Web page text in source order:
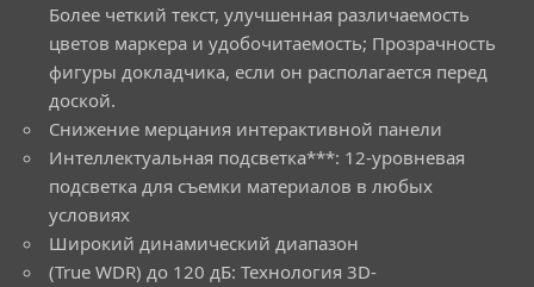
Более четкий текст, улучшенная различаемость
цветов маркера и удобочитаемость; Прозрачность
фигуры докладчика, если он располагается перед
доской.
Снижение мерцания интерактивной панели
Интеллектуальная подсветка***: 12-уровневая
подсветка для съемки материалов в любых
условиях
Широкий динамический диапазон
(True WDR) до 120 дБ: Технология 3D-